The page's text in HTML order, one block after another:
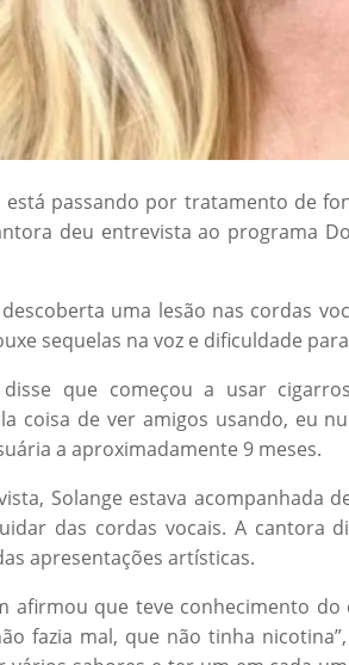
está passando por tratamento de
deu entrevista ao programa
uma lesão nas cordas
sequelas na voz e dificuldade
que começou a usar
coisa de ver amigos usando, eu
a aproximadamente 9 meses.
Solange estava acompanhada
das cordas vocais. A cantora
apresentações artísticas.
afirmou que teve conhecimento
fazia mal, que não tinha